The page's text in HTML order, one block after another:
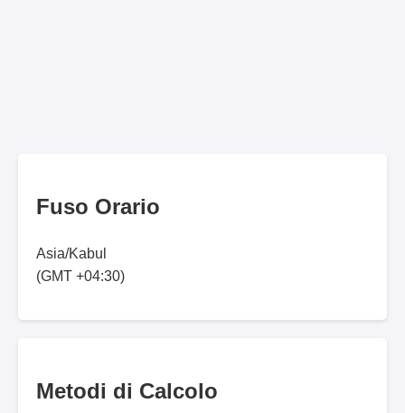
Fuso Orario
Asia/Kabul
(GMT +04:30)
Metodi di Calcolo